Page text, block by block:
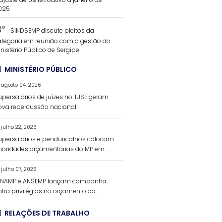
SINDSEMP discute pleitos da
em reunião com a gestão do
Público de Sergipe
MINISTÉRIO PÚBLICO
agosto 04, 2026
de juízes no TJSE geram
repercussão nacional
julho 22, 2026
e penduricalhos colocam
orçamentárias do MP em
julho 07, 2026
e ANSEMP lançam campanha
privilégios no orçamento do
RELAÇÕES DE TRABALHO